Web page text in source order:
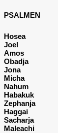
PSALMEN
Hosea
Joel
Amos
Obadja
Jona
Micha
Nahum
Habakuk
Zephanja
Haggai
Sacharja
Maleachi